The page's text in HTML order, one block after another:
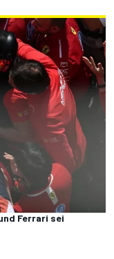
Ferrari sei